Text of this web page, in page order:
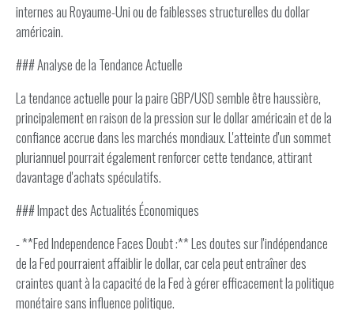
internes au Royaume-Uni ou de faiblesses structurelles du dollar
américain.
### Analyse de la Tendance Actuelle
La tendance actuelle pour la paire GBP/USD semble être haussière,
principalement en raison de la pression sur le dollar américain et de la
confiance accrue dans les marchés mondiaux. L'atteinte d'un sommet
pluriannuel pourrait également renforcer cette tendance, attirant
davantage d'achats spéculatifs.
### Impact des Actualités Économiques
- **Fed Independence Faces Doubt :** Les doutes sur l'indépendance
de la Fed pourraient affaiblir le dollar, car cela peut entraîner des
craintes quant à la capacité de la Fed à gérer efficacement la politique
monétaire sans influence politique.